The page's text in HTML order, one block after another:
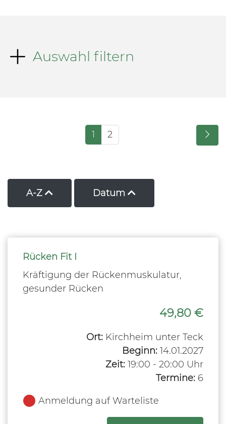
Auswahl filtern
1 2
A-Z Kurse nach Titel aufsteigend sortieren
Datum Kurse nach Datum
Rücken Fit I
Kräftigung der Rückenmuskulatur,
gesunder Rücken
49,80 €
Ort: Kirchheim unter Teck
Beginn: 14.01.2027
Zeit: 19:00 - 20:00 Uhr
Termine: 6
Anmeldung auf Warteliste